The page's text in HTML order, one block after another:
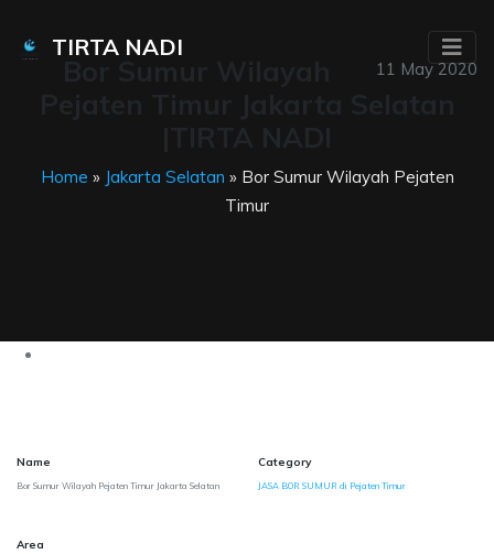
TIRTA NADI
11 May 2020
Home » Jakarta Selatan » Bor Sumur Wilayah Pejaten
Timur
Name
Bor Sumur Wilayah Pejaten Timur Jakarta Selatan
Category
JASA BOR SUMUR di Pejaten Timur
Area